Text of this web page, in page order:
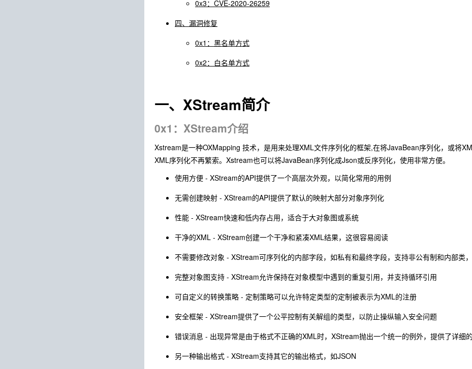
0x3：CVE-2020-26259
四、漏洞修复
0x1：黑名单方式
0x2：白名单方式
一、XStream简介
0x1：XStream介绍
Xstream是一种OXMapping 技术，是用来处理XML文件序列化的框架,在将JavaBean序列化，或将
XML序列化不再繁索。Xstream也可以将JavaBean序列化成Json或反序列化，使用非常方便。
使用方便 - XStream的API提供了一个高层次外观，以简化常用的用例
无需创建映射 - XStream的API提供了默认的映射大部分对象序列化
性能 - XStream快速和低内存占用，适合于大对象图或系统
干净的XML - XStream创建一个干净和紧凑XML结果，这很容易阅读
不需要修改对象 - XStream可序列化的内部字段，如私有和最终字段，支持非公有制和内部类
完整对象图支持 - XStream允许保持在对象模型中遇到的重复引用，并支持循环引用
可自定义的转换策略 - 定制策略可以允许特定类型的定制被表示为XML的注册
安全框架 - XStream提供了一个公平控制有关解组的类型，以防止操纵输入安全问题
错误消息 - 出现异常是由于格式不正确的XML时，XStream抛出一个统一的例外，提供了详细
另一种输出格式 - XStream支持其它的输出格式，如JSON